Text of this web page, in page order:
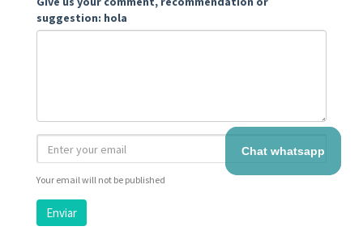
suggestion: hola
Your email will not be published
Enviar
Chat whatsapp